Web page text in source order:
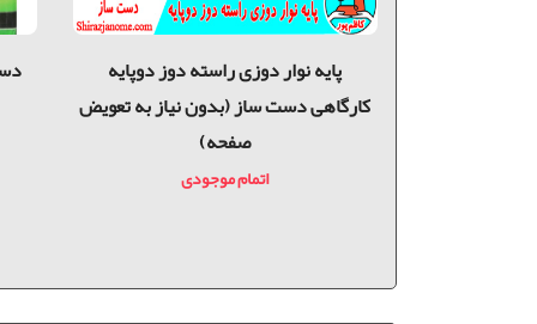
پايه نوار دوزی راسته دوز دوپایه
کارگاهی دست ساز (بدون نیاز به تعویض
صفحه)
اتمام موجودی